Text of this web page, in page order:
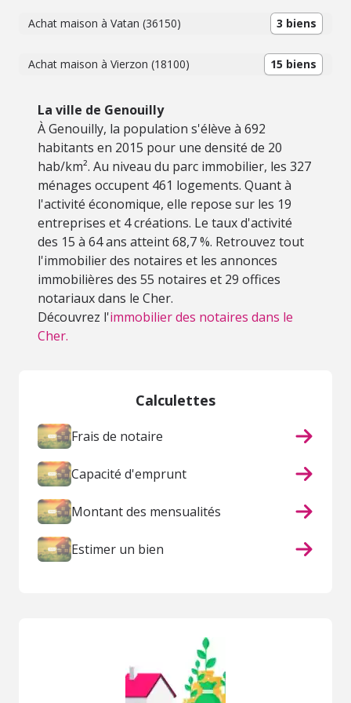
Achat maison à Vatan (36150) 3 biens
Achat maison à Vierzon (18100) 15 biens
La ville de Genouilly
À Genouilly, la population s'élève à 692
habitants en 2015 pour une densité de 20
hab/km². Au niveau du parc immobilier, les 327
ménages occupent 461 logements. Quant à
l'activité économique, elle repose sur les 19
entreprises et 4 créations. Le taux d'activité
des 15 à 64 ans atteint 68,7 %. Retrouvez tout
l'immobilier des notaires et les annonces
immobilières des 55 notaires et 29 offices
notariaux dans le Cher.
Découvrez l'immobilier des notaires dans le
Cher.
Calculettes
Frais de notaire
Capacité d'emprunt
Montant des mensualités
Estimer un bien